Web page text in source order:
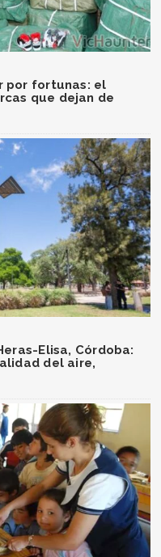
por fortunas: el
que dejan de
Elisa, Córdoba:
del aire,